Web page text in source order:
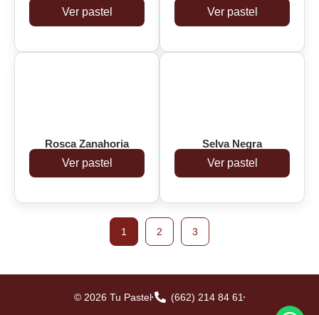
Ver pastel
Ver pastel
Rosca Zanahoria
Ver pastel
Selva Negra
Ver pastel
1 2 3
© 2026 Tu Pastel (662) 214 84 61